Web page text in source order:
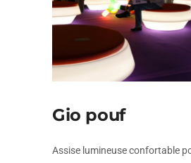
Gio pouf
Assise lumineuse confortable